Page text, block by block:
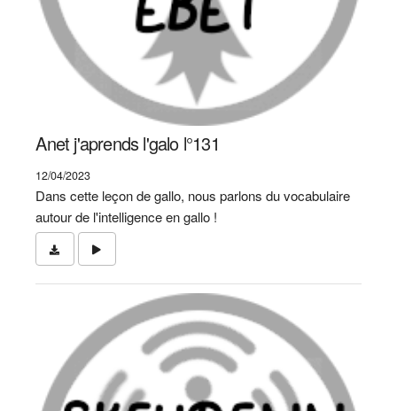
Anet j'aprends l'galo l°131
12/04/2023
Dans cette leçon de gallo, nous parlons du vocabulaire
autour de l'intelligence en gallo !